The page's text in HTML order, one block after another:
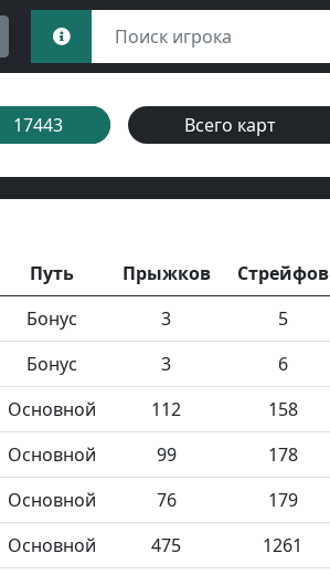
17443 Всего карт
Путь Прыжков Стрейфов
Бонус
3 5
Бонус
3 6
Основной
112 158
Основной
99 178
Основной
76 179
Основной
475 1261